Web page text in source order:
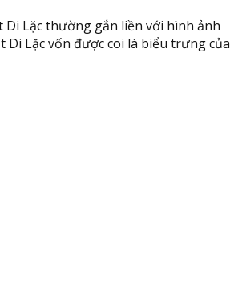
Lặc thường gắn liền với hình ảnh
Lặc vốn được coi là biểu trưng của